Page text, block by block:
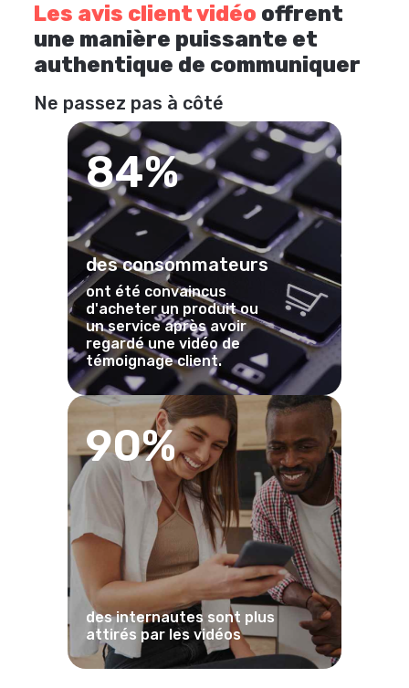
Les avis client vidéo offrent
une manière puissante et
authentique de communiquer
Ne passez pas à côté
84%
des consommateurs
ont été convaincus
d'acheter un produit ou
un service après avoir
regardé une vidéo de
témoignage client.
90%
des internautes sont plus
attirés par les vidéos